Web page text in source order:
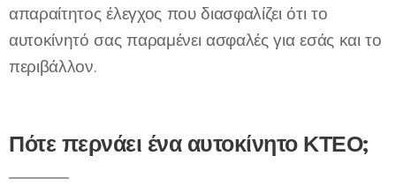
απαραίτητος έλεγχος που διασφαλίζει ότι το
αυτοκίνητό σας παραμένει ασφαλές για εσάς και το
περιβάλλον.
Πότε περνάει ένα αυτοκίνητο ΚΤΕΟ;